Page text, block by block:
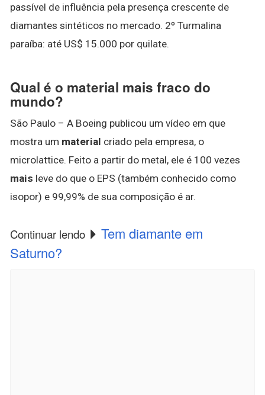
passível de influência pela presença crescente de
diamantes sintéticos no mercado. 2º Turmalina
paraíba: até US$ 15.000 por quilate.
Qual é o material mais fraco do
mundo?
São Paulo – A Boeing publicou um vídeo em que
mostra um material criado pela empresa, o
microlattice. Feito a partir do metal, ele é 100 vezes
mais leve do que o EPS (também conhecido como
isopor) e 99,99% de sua composição é ar.
Continuar lendo
Tem diamante em
Saturno?